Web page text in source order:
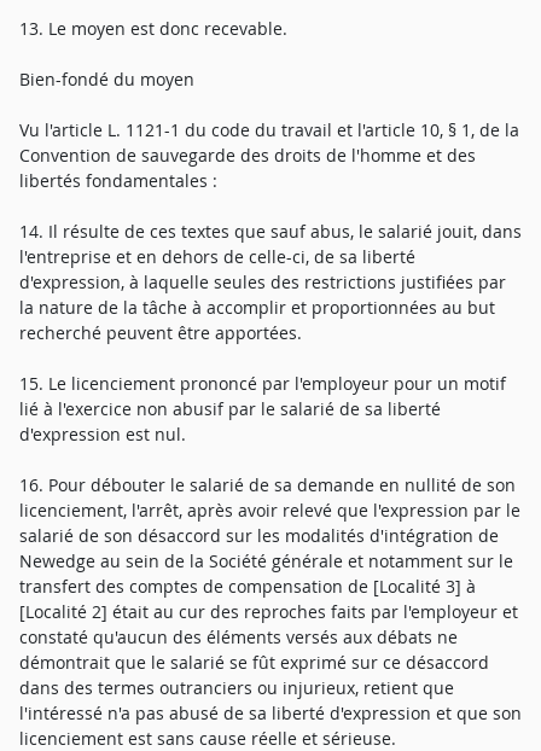
13. Le moyen est donc recevable.
Bien-fondé du moyen
Vu l'article L. 1121-1 du code du travail et l'article 10, § 1, de la
Convention de sauvegarde des droits de l'homme et des
libertés fondamentales :
14. Il résulte de ces textes que sauf abus, le salarié jouit, dans
l'entreprise et en dehors de celle-ci, de sa liberté
d'expression, à laquelle seules des restrictions justifiées par
la nature de la tâche à accomplir et proportionnées au but
recherché peuvent être apportées.
15. Le licenciement prononcé par l'employeur pour un motif
lié à l'exercice non abusif par le salarié de sa liberté
d'expression est nul.
16. Pour débouter le salarié de sa demande en nullité de son
licenciement, l'arrêt, après avoir relevé que l'expression par le
salarié de son désaccord sur les modalités d'intégration de
Newedge au sein de la Société générale et notamment sur le
transfert des comptes de compensation de [Localité 3] à
[Localité 2] était au cur des reproches faits par l'employeur et
constaté qu'aucun des éléments versés aux débats ne
démontrait que le salarié se fût exprimé sur ce désaccord
dans des termes outranciers ou injurieux, retient que
l'intéressé n'a pas abusé de sa liberté d'expression et que son
licenciement est sans cause réelle et sérieuse.